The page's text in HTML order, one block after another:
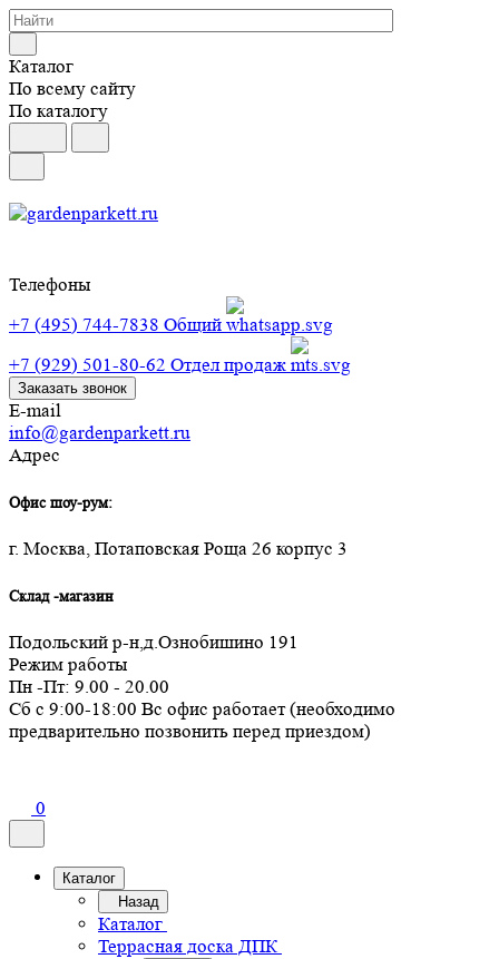
Каталог
По всему сайту
По каталогу
Телефоны
+7 (495) 744-7838 Общий
+7 (929) 501-80-62 Отдел продаж
Заказать звонок
E-mail
info@gardenparkett.ru
Адрес
Офис шоу-рум:
г. Москва, Потаповская Роща 26 корпус 3
Склад -магазин
Подольский р-н,д.Ознобишино 191
Режим работы
Пн -Пт: 9.00 - 20.00
Сб с 9:00-18:00 Вс офис работает (необходимо
предварительно позвонить перед приездом)
0
Каталог
Назад
Каталог
Террасная доска ДПК